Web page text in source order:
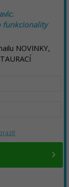
funkcionality
NOVINKY,